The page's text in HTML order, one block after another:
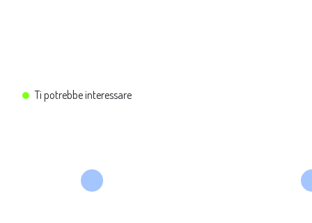
Ti potrebbe interessare